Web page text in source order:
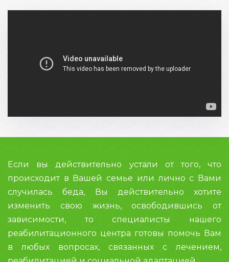
Если вы действительно устали от того, что
происходит в Вашей семье или лично с Вами
случилась беда, Вы действительно хотите
изменить свою жизнь, освободившись от
зависимости, то специалисты нашего
реабилитационного центра готовы помочь Вам
в любых вопросах, связанных с лечением,